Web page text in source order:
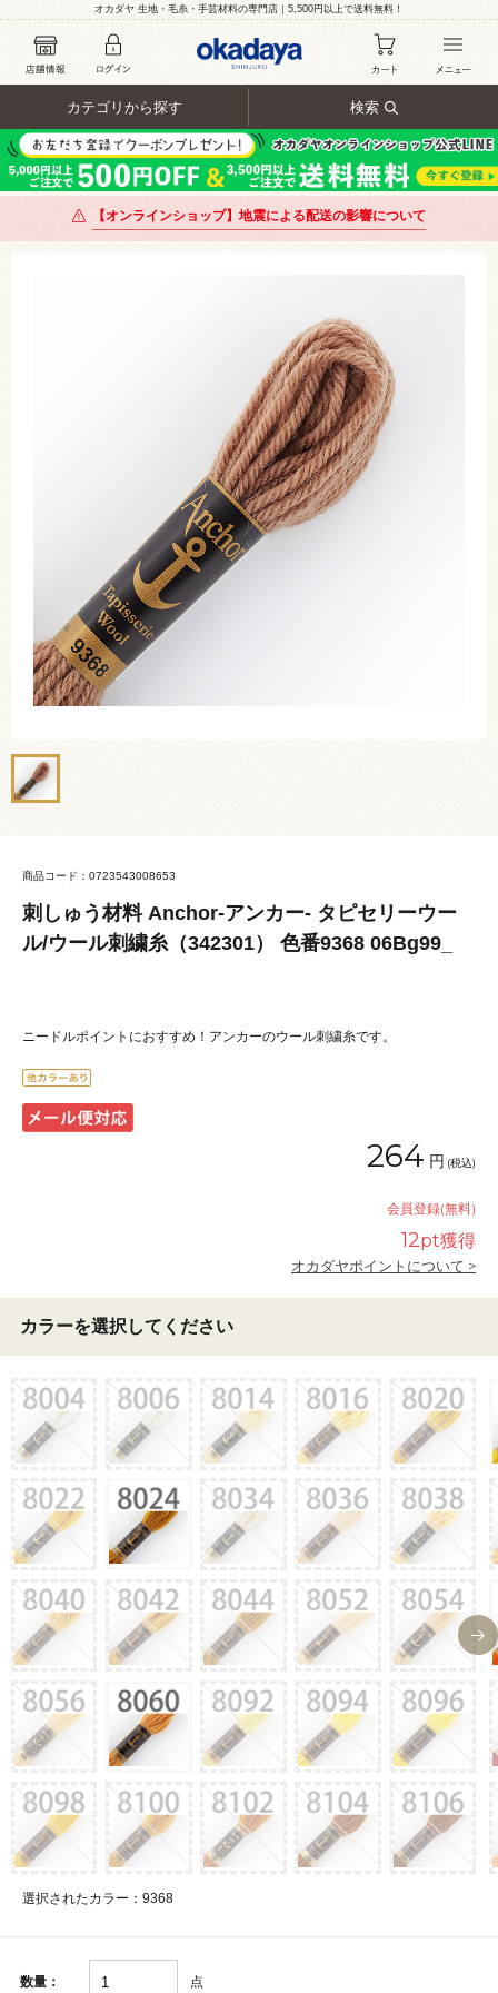
オカダヤ 生地・毛糸・手芸材料の専門店｜5,500円以上で送料無料！
カテゴリから探す 検索
【オンラインショップ】地震による配送の影響について
商品コード：0723543008653
刺しゅう材料 Anchor-アンカー- タピセリーウー
ル/ウール刺繍糸（342301） 色番9368 06Bg99_
ニードルポイントにおすすめ！アンカーのウール刺繍糸です。
264 円 (税込)
会員登録(無料)
12pt獲得
オカダヤポイントについて >
カラーを選択してください
選択されたカラー：9368
数量： 点